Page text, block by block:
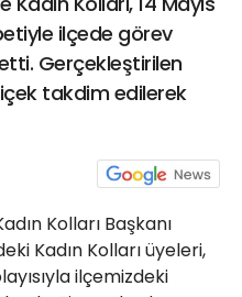
ilçede görev
Gerçekleştirilen
takdim edilerek
Kolları Başkanı
Kadın Kolları üyeleri,
ilçemizdeki